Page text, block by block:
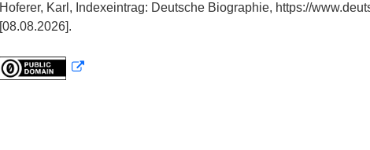
Hoferer, Karl, Indexeintrag: Deutsche Biographie, https://
[08.08.2026].